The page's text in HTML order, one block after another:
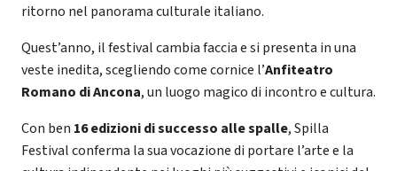
ritorno nel panorama culturale italiano.
Quest’anno, il festival cambia faccia e si presenta in una
veste inedita, scegliendo come cornice l’Anfiteatro
Romano di Ancona, un luogo magico di incontro e cultura.
Con ben 16 edizioni di successo alle spalle, Spilla
Festival conferma la sua vocazione di portare l’arte e la